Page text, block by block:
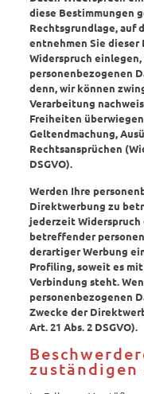
diese Bestimmungen
Rechtsgrundlage, auf
entnehmen Sie dieser
Widerspruch
personenbezogenen
denn, wir können
Verarbeitung
Freiheiten
Geltendmachung,
Rechtsansprüchen
DSGVO).
Werden Ihre
Direktwerbung zu
jederzeit Widerspruch
betreffender
derartiger Werbung
Profiling, soweit es
Verbindung steht.
personenbezogenen
Zwecke der
Art. 21 Abs. 2 DSGVO).